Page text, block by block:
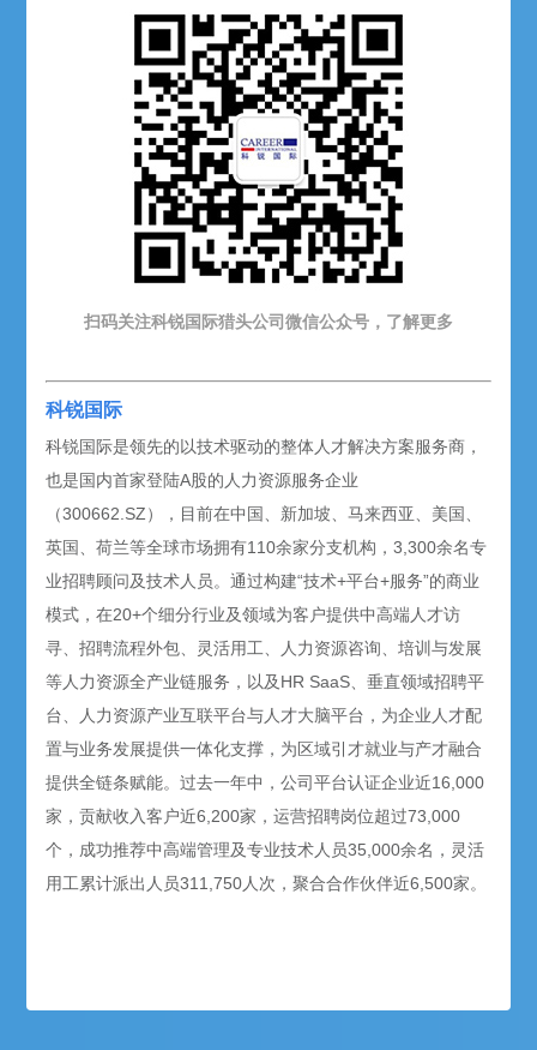
扫码关注科锐国际猎头公司微信公众号，了解更多
科锐国际
科锐国际是领先的以技术驱动的整体人才解决方案服务商，
也是国内首家登陆A股的人力资源服务企业
（300662.SZ），目前在中国、新加坡、马来西亚、美国、
英国、荷兰等全球市场拥有110余家分支机构，3,300余名专
业招聘顾问及技术人员。通过构建“技术+平台+服务”的商业
模式，在20+个细分行业及领域为客户提供中高端人才访
寻、招聘流程外包、灵活用工、人力资源咨询、培训与发展
等人力资源全产业链服务，以及HR SaaS、垂直领域招聘平
台、人力资源产业互联平台与人才大脑平台，为企业人才配
置与业务发展提供一体化支撑，为区域引才就业与产才融合
提供全链条赋能。过去一年中，公司平台认证企业近16,000
家，贡献收入客户近6,200家，运营招聘岗位超过73,000
个，成功推荐中高端管理及专业技术人员35,000余名，灵活
用工累计派出人员311,750人次，聚合合作伙伴近6,500家。